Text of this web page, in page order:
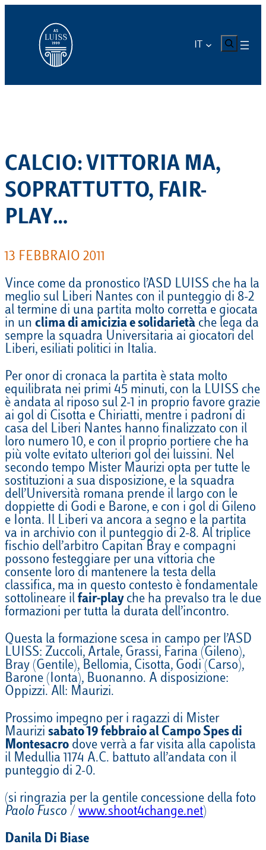
contenuto
CERCA
CALCIO: VITTORIA MA,
SOPRATTUTTO, FAIR-
PLAY…
13 FEBBRAIO 2011
Vince come da pronostico l’ASD LUISS che ha la
meglio sul Liberi Nantes con il punteggio di 8-2
al termine di una partita molto corretta e giocata
in un clima di amicizia e solidarietà che lega da
sempre la squadra Universitaria ai giocatori del
Liberi, esiliati politici in Italia.
Per onor di cronaca la partita è stata molto
equilibrata nei primi 45 minuti, con la LUISS che
è andata al riposo sul 2-1 in proprio favore grazie
ai gol di Cisotta e Chiriatti, mentre i padroni di
casa del Liberi Nantes hanno finalizzato con il
loro numero 10, e con il proprio portiere che ha
più volte evitato ulteriori gol dei luissini. Nel
secondo tempo Mister Maurizi opta per tutte le
sostituzioni a sua disposizione, e la squadra
dell’Università romana prende il largo con le
doppiette di Godi e Barone, e con i gol di Gileno
e Ionta. Il Liberi va ancora a segno e la partita
va in archivio con il punteggio di 2-8. Al triplice
fischio dell’arbitro Capitan Bray e compagni
possono festeggiare per una vittoria che
consente loro di mantenere la testa della
classifica, ma in questo contesto è fondamentale
sottolineare il fair-playche ha prevalso tra le due
formazioni per tutta la durata dell’incontro.
Questa la formazione scesa in campo per l’ASD
LUISS: Zuccoli, Artale, Grassi, Farina (Gileno),
Bray (Gentile), Bellomia, Cisotta, Godi (Carso),
Barone (Ionta), Buonanno. A disposizione:
Oppizzi. All: Maurizi.
Prossimo impegno per i ragazzi di Mister
Maurizi sabato 19 febbraio al Campo Spes di
Montesacro dove verrà a far visita alla capolista
il Medullia 1174 A.C. battuto all’andata con il
punteggio di 2-0.
(si ringrazia per la gentile concessione della foto
Paolo Fusco / www.shoot4change.net)
Danila Di Biase